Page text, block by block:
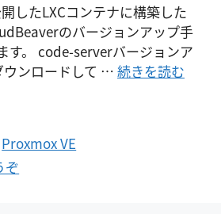
したLXCコンテナに構築した
のバージョンアップ手
す。 code-serverバージョンア
ンロードして … 続きを読む
Proxmox VE
ぞ